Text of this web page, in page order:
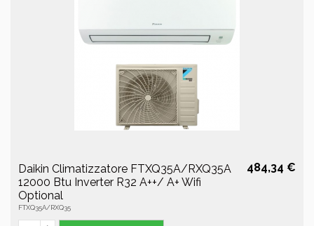
Daikin Climatizzatore FTXQ35A/RXQ35A
12000 Btu Inverter R32 A++/ A+ Wifi
Optional
FTXQ35A/RXQ35
484,34 €